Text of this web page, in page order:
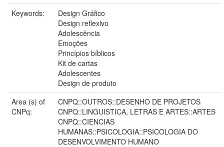
Keywords:
Design Gráfico
Design reflexivo
Adolescência
Emoções
Princípios bíblicos
Kit de cartas
Adolescentes
Design de produto
Area (s) of
CNPq:
CNPQ::OUTROS::DESENHO DE PROJETOS
CNPQ::LINGUISTICA, LETRAS E ARTES::ARTES
CNPQ::CIENCIAS
HUMANAS::PSICOLOGIA::PSICOLOGIA DO
DESENVOLVIMENTO HUMANO